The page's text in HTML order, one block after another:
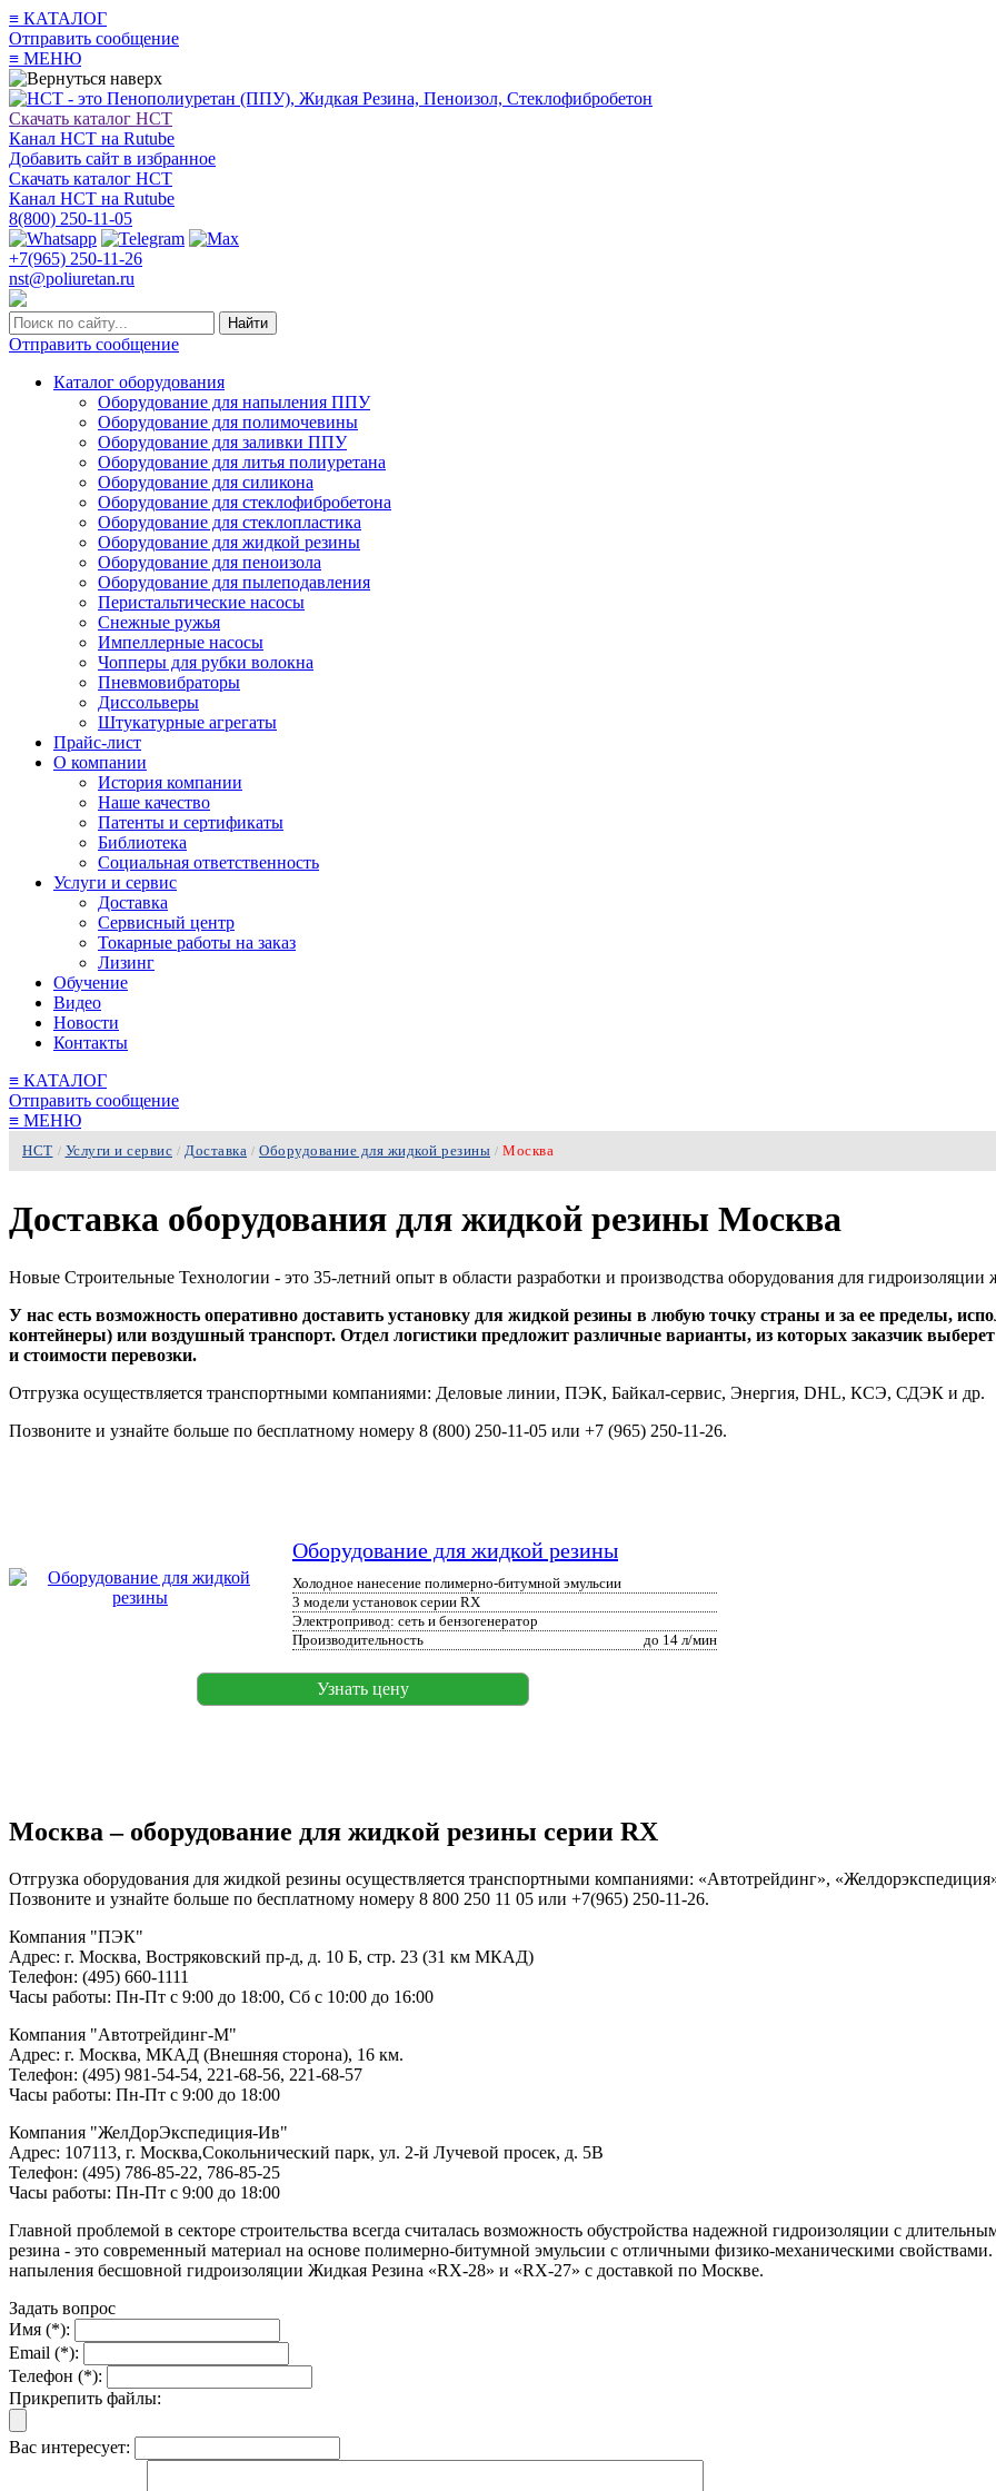
≡ КАТАЛОГ
Отправить сообщение
≡ МЕНЮ
Скачать каталог НСТ
Канал НСТ на Rutube
Добавить сайт в избранное
Скачать каталог НСТ
Канал НСТ на Rutube
8(800) 250-11-05
+7(965) 250-11-26
nst@poliuretan.ru
Найти
Отправить сообщение
Каталог оборудования
Оборудование для напыления ППУ
Оборудование для полимочевины
Оборудование для заливки ППУ
Оборудование для литья полиуретана
Оборудование для силикона
Оборудование для стеклофибробетона
Оборудование для стеклопластика
Оборудование для жидкой резины
Оборудование для пеноизола
Оборудование для пылеподавления
Перистальтические насосы
Снежные ружья
Импеллерные насосы
Чопперы для рубки волокна
Пневмовибраторы
Диссольверы
Штукатурные агрегаты
Прайс-лист
О компании
История компании
Наше качество
Патенты и сертификаты
Библиотека
Социальная ответственность
Услуги и сервис
Доставка
Сервисный центр
Токарные работы на заказ
Лизинг
Обучение
Видео
Новости
Контакты
≡ КАТАЛОГ
Отправить сообщение
≡ МЕНЮ
НСТ / Услуги и сервис / Доставка / Оборудование для жидкой резины / Москва
Доставка оборудования для жидкой резины Москва
Новые Строительные Технологии - это 35-летний опыт в области разработки и производства оборудования для гидроизоляции
У нас есть возможность оперативно доставить установку для жидкой резины в любую точку страны и за ее пределы,
контейнеры) или воздушный транспорт. Отдел логистики предложит различные варианты, из которых заказчик
и стоимости перевозки.
Отгрузка осуществляется транспортными компаниями: Деловые линии, ПЭК, Байкал-сервис, Энергия, DHL, КСЭ, СДЭК и др.
Позвоните и узнайте больше по бесплатному номеру 8 (800) 250-11-05 или +7 (965) 250-11-26.
Оборудование для жидкой резины
Холодное нанесение полимерно-битумной эмульсии
3 модели установок серии RX
Электропривод: сеть и бензогенератор
Производительность
до 14 л/мин
Узнать цену
Москва – оборудование для жидкой резины серии RX
Отгрузка оборудования для жидкой резины осуществляется транспортными компаниями: «Автотрейдинг»,
Позвоните и узнайте больше по бесплатному номеру 8 800 250 11 05 или +7(965) 250-11-26.
Компания "ПЭК"
Адрес: г. Москва, Востряковский пр-д, д. 10 Б, стр. 23 (31 км МКАД)
Телефон: (495) 660-1111
Часы работы: Пн-Пт с 9:00 до 18:00, Сб с 10:00 до 16:00
Компания "Автотрейдинг-М"
Адрес: г. Москва, МКАД (Внешняя сторона), 16 км.
Телефон: (495) 981-54-54, 221-68-56, 221-68-57
Часы работы: Пн-Пт с 9:00 до 18:00
Компания "ЖелДорЭкспедиция-Ив"
Адрес: 107113, г. Москва,Сокольнический парк, ул. 2-й Лучевой просек, д. 5В
Телефон: (495) 786-85-22, 786-85-25
Часы работы: Пн-Пт с 9:00 до 18:00
Главной проблемой в секторе строительства всегда считалась возможность обустройства надежной гидроизоляции с
резина - это современный материал на основе полимерно-битумной эмульсии с отличными физико-механическими
напыления бесшовной гидроизоляции Жидкая Резина «RX-28» и «RX-27» с доставкой по Москве.
Задать вопрос
Имя (*):
Email (*):
Телефон (*):
Прикрепить файлы:
Вас интересует: